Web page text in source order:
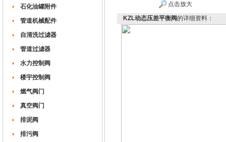
石化油罐附件
管道机械配件
自清洗过滤器
管道过滤器
水力控制阀
楼宇控制阀
燃气阀门
真空阀门
排泥阀
排污阀
点击放大
KZL动态压差平衡阀的详细资料：